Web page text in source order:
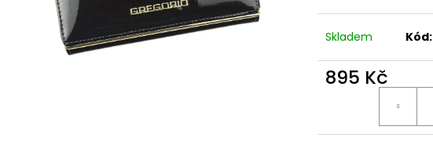
Skladem Kód:
895 Kč